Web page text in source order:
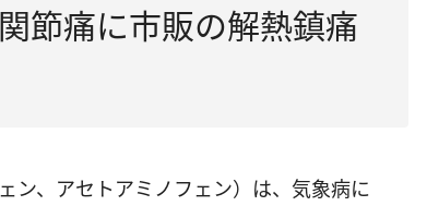
節痛に市販の解熱鎮痛
ン、アセトアミノフェン）は、気象病に